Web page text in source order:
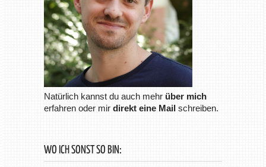
Natürlich kannst du auch mehr über mich
erfahren oder mir direkt eine Mailschreiben.
WO ICH SONST SO BIN: